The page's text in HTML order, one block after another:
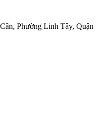
Phường Linh Tây, Quận